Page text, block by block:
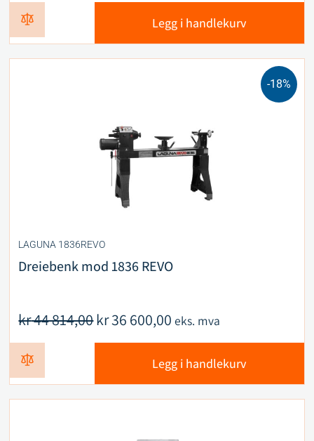
Legg i handlekurv
-18%
LAGUNA 1836REVO
Dreiebenk mod 1836 REVO
kr44 814,00kr36 600,00 eks. mva
Legg i handlekurv